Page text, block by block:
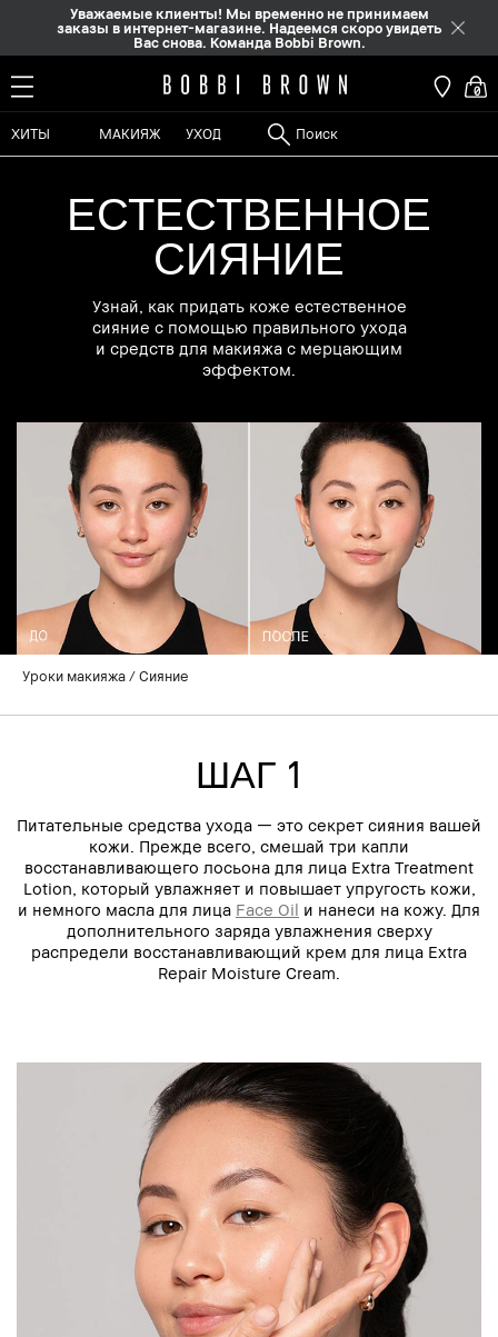
Уважаемые клиенты! Мы временно не принимаем
заказы в интернет-магазине. Надеемся скоро увидеть
Вас снова. Команда Bobbi Brown.
0
ХИТЫ МАКИЯЖ УХОД
ЕСТЕСТВЕННОЕ
СИЯНИЕ
Узнай, как придать коже естественное
сияние с помощью правильного ухода
и средств для макияжа с мерцающим
эффектом.
Уроки макияжа Сияние
ШАГ 1
Питательные средства ухода — это секрет сияния вашей
кожи. Прежде всего, смешай три капли
восстанавливающего лосьона для лица Extra Treatment
Lotion, который увлажняет и повышает упругость кожи,
и немного масла для лица Face Oil и нанеси на кожу. Для
дополнительного заряда увлажнения сверху
распредели восстанавливающий крем для лица Extra
Repair Moisture Cream.